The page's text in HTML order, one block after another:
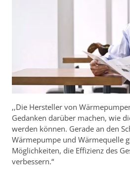
‚‚Die Hersteller von
Gedanken darüber machen, wie
werden können. Gerade an den
Wärmepumpe und Wärmequelle
Möglichkeiten, die Effizienz des
verbessern.“